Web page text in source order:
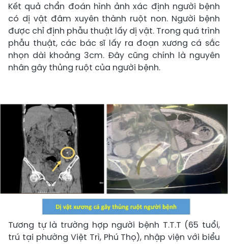
Kết quả chẩn đoán hình ảnh xác định người bệnh
có dị vật đâm xuyên thành ruột non. Người bệnh
được chỉ định phẫu thuật lấy dị vật. Trong quá trình
phẫu thuật, các bác sĩ lấy ra đoạn xương cá sắc
nhọn dài khoảng 3cm. Đây cũng chính là nguyên
nhân gây thủng ruột của người bệnh.
Tương tự là trường hợp người bệnh T.T.T (65 tuổi,
trú tại phường Việt Trì, Phú Thọ), nhập viện với biểu